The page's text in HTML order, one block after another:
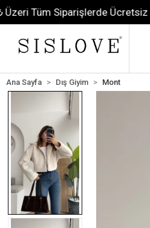
Ücretsiz Kargo!
Ana Sayfa Dış Giyim Mont